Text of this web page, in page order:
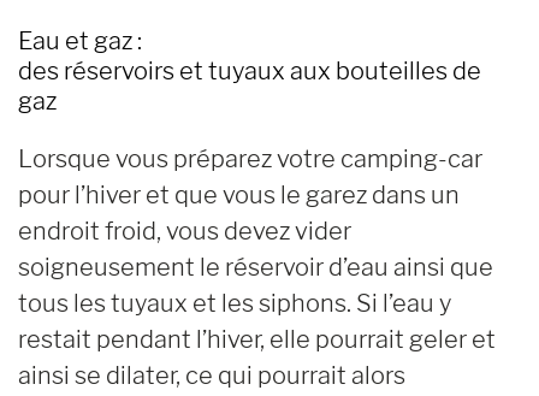
Eau et gaz :
des réservoirs et tuyaux aux bouteilles de
gaz
Lorsque vous préparez votre camping-car
pour l’hiver et que vous le garez dans un
endroit froid, vous devez vider
soigneusement le réservoir d’eau ainsi que
tous les tuyaux et les siphons. Si l’eau y
restait pendant l’hiver, elle pourrait geler et
ainsi se dilater, ce qui pourrait alors